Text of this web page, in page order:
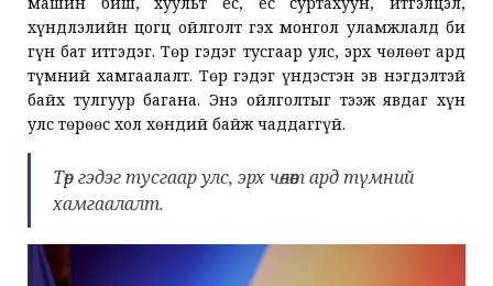
хүндлэлийн цогц ойлголт гэх монгол уламжлалд би
гүн бат итгэдэг. Төр гэдэг тусгаар улс, эрх чөлөөт ард
түмний хамгаалалт. Төр гэдэг үндэстэн эв нэгдэлтэй
байх тулгуур багана. Энэ ойлголтыг тээж явдаг хүн
улс төрөөс хол хөндий байж чаддаггүй.
Төр гэдэг тусгаар улс, эрх чөлөөт ард түмний
хамгаалалт.